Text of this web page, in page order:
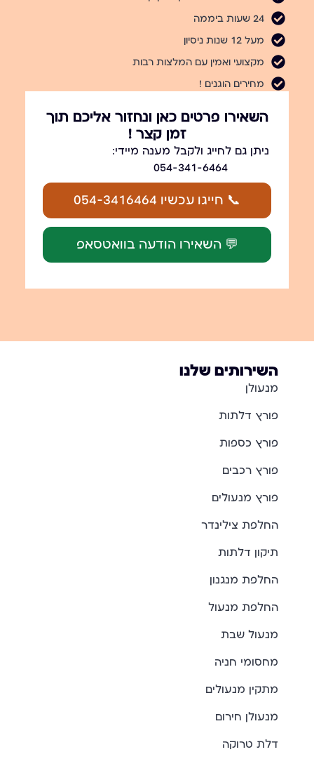
24 שעות ביממה
מעל 12 שנות ניסיון
מקצועי ואמין עם המלצות רבות
מחירים הוגנים !
השאירו פרטים כאן ונחזור אליכם תוך
זמן קצר !
ניתן גם לחייג ולקבל מענה מיידי:
054-341-6464
📞 חייגו עכשיו 054-3416464
💬 השאירו הודעה בוואטסאפ
השירותים שלנו
מנעולן
פורץ דלתות
פורץ כספות
פורץ רכבים
פורץ מנעולים
החלפת צילינדר
תיקון דלתות
החלפת מנגנון
החלפת מנעול
מנעול שבת
מחסומי חניה
מתקין מנעולים
מנעולן חירום
דלת טרוקה